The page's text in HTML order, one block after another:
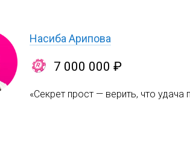
Насиба Арипова
7 000 000 ₽
«Секрет прост — верить, что удача